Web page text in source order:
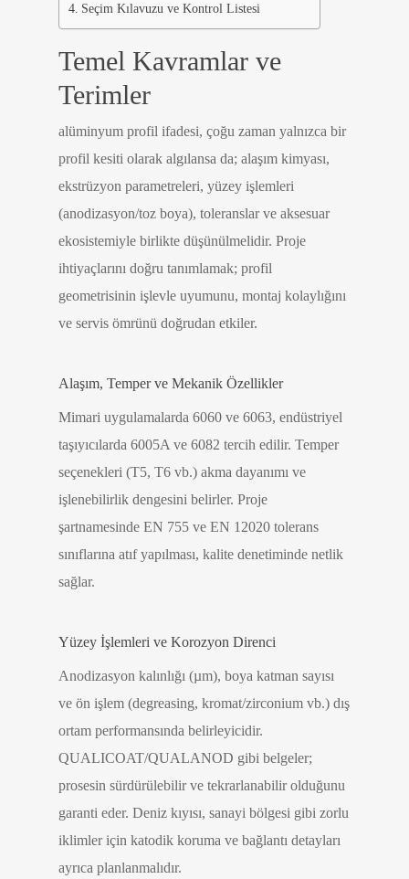
Seçim Kılavuzu ve Kontrol Listesi
Temel Kavramlar ve
Terimler
alüminyum profil ifadesi, çoğu zaman yalnızca bir
profil kesiti olarak algılansa da; alaşım kimyası,
ekstrüzyon parametreleri, yüzey işlemleri
(anodizasyon/toz boya), toleranslar ve aksesuar
ekosistemiyle birlikte düşünülmelidir. Proje
ihtiyaçlarını doğru tanımlamak; profil
geometrisinin işlevle uyumunu, montaj kolaylığını
ve servis ömrünü doğrudan etkiler.
Alaşım, Temper ve Mekanik Özellikler
Mimari uygulamalarda 6060 ve 6063, endüstriyel
taşıyıcılarda 6005A ve 6082 tercih edilir. Temper
seçenekleri (T5, T6 vb.) akma dayanımı ve
işlenebilirlik dengesini belirler. Proje
şartnamesinde EN 755 ve EN 12020 tolerans
sınıflarına atıf yapılması, kalite denetiminde netlik
sağlar.
Yüzey İşlemleri ve Korozyon Direnci
Anodizasyon kalınlığı (µm), boya katman sayısı
ve ön işlem (degreasing, kromat/zirconium vb.) dış
ortam performansında belirleyicidir.
QUALICOAT/QUALANOD gibi belgeler;
prosesin sürdürülebilir ve tekrarlanabilir olduğunu
garanti eder. Deniz kıyısı, sanayi bölgesi gibi zorlu
iklimler için katodik koruma ve bağlantı detayları
ayrıca planlanmalıdır.